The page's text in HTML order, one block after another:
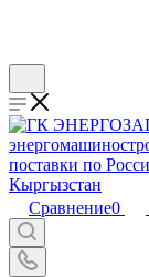
Сравнение0